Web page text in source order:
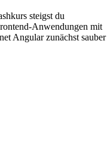
steigst du
Anwendungen mit
Angular zunächst sauber